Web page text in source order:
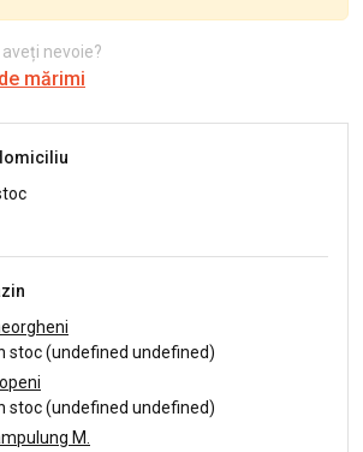
nevoie?
mărimi
stoc (undefined undefined)
stoc (undefined undefined)
M.